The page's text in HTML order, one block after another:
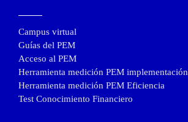
Campus virtual
Guías del PEM
Acceso al PEM
Herramienta medición PEM implementación
Herramienta medición PEM Eficiencia
Test Conocimiento Financiero